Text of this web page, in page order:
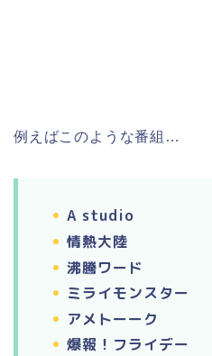
例えばこのような番組…
A studio
情熱大陸
沸騰ワード
ミライモンスター
アメトーーク
爆報！フライデー